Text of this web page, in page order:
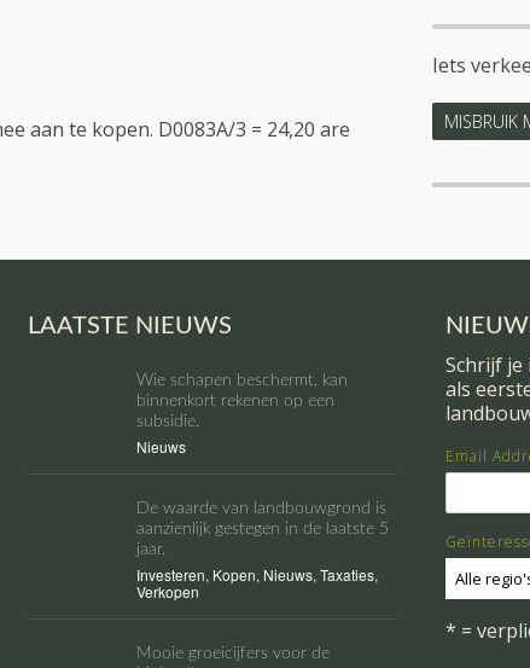
aan te kopen. D0083A/3 = 24,20 are
Iets
MISBRUIK
LAATSTE NIEUWS
Wie schapen beschermt, kan
binnenkort rekenen op een
subsidie.
Nieuws
De waarde van landbouwgrond is
aanzienlijk gestegen in de laatste 5
jaar.
Investeren, Kopen, Nieuws, Taxaties,
Verkopen
Mooie groeicijfers voor de
Schrijf je
als
Email
Alle
* =